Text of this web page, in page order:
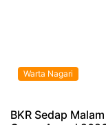
Warta Nagari
BKR Sedap